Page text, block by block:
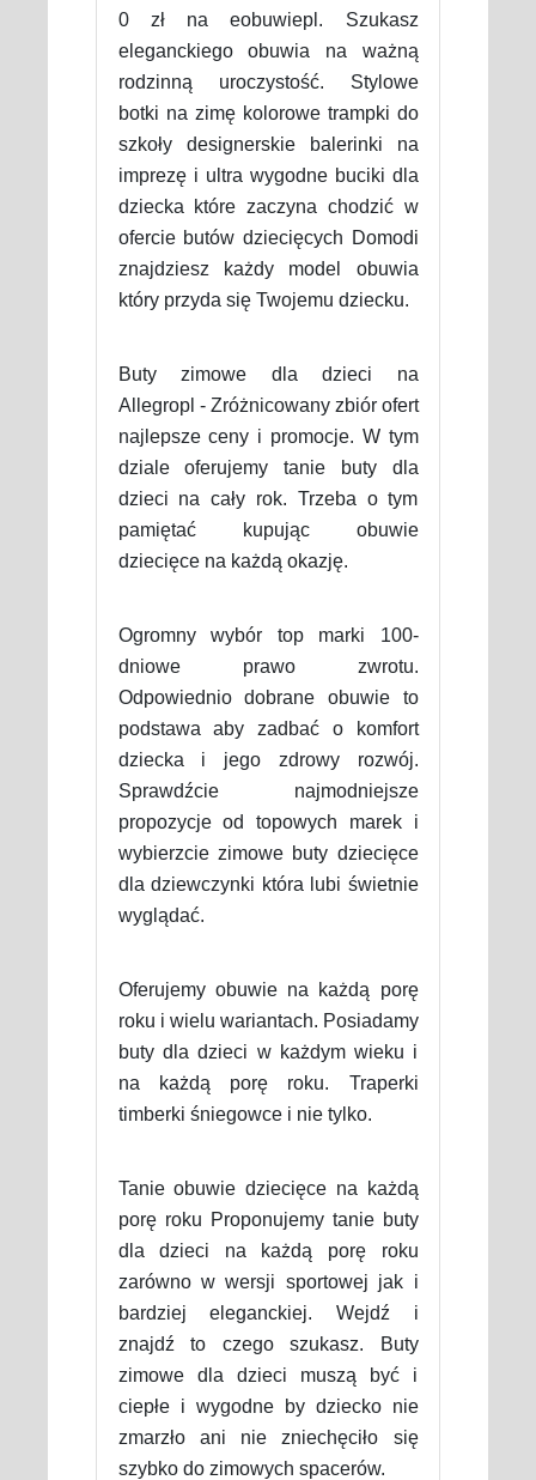
0 zł na eobuwiepl. Szukasz
eleganckiego obuwia na ważną
rodzinną uroczystość. Stylowe
botki na zimę kolorowe trampki do
szkoły designerskie balerinki na
imprezę i ultra wygodne buciki dla
dziecka które zaczyna chodzić w
ofercie butów dziecięcych Domodi
znajdziesz każdy model obuwia
który przyda się Twojemu dziecku.
Buty zimowe dla dzieci na
Allegropl - Zróżnicowany zbiór ofert
najlepsze ceny i promocje. W tym
dziale oferujemy tanie buty dla
dzieci na cały rok. Trzeba o tym
pamiętać kupując obuwie
dziecięce na każdą okazję.
Ogromny wybór top marki 100-
dniowe prawo zwrotu.
Odpowiednio dobrane obuwie to
podstawa aby zadbać o komfort
dziecka i jego zdrowy rozwój.
Sprawdźcie najmodniejsze
propozycje od topowych marek i
wybierzcie zimowe buty dziecięce
dla dziewczynki która lubi świetnie
wyglądać.
Oferujemy obuwie na każdą porę
roku i wielu wariantach. Posiadamy
buty dla dzieci w każdym wieku i
na każdą porę roku. Traperki
timberki śniegowce i nie tylko.
Tanie obuwie dziecięce na każdą
porę roku Proponujemy tanie buty
dla dzieci na każdą porę roku
zarówno w wersji sportowej jak i
bardziej eleganckiej. Wejdź i
znajdź to czego szukasz. Buty
zimowe dla dzieci muszą być i
ciepłe i wygodne by dziecko nie
zmarzło ani nie zniechęciło się
szybko do zimowych spacerów.